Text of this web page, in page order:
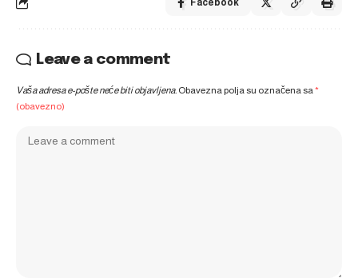
Facebook
Leave a comment
Vaša adresa e-pošte neće biti objavljena. Obavezna polja su označena sa*
(obavezno)